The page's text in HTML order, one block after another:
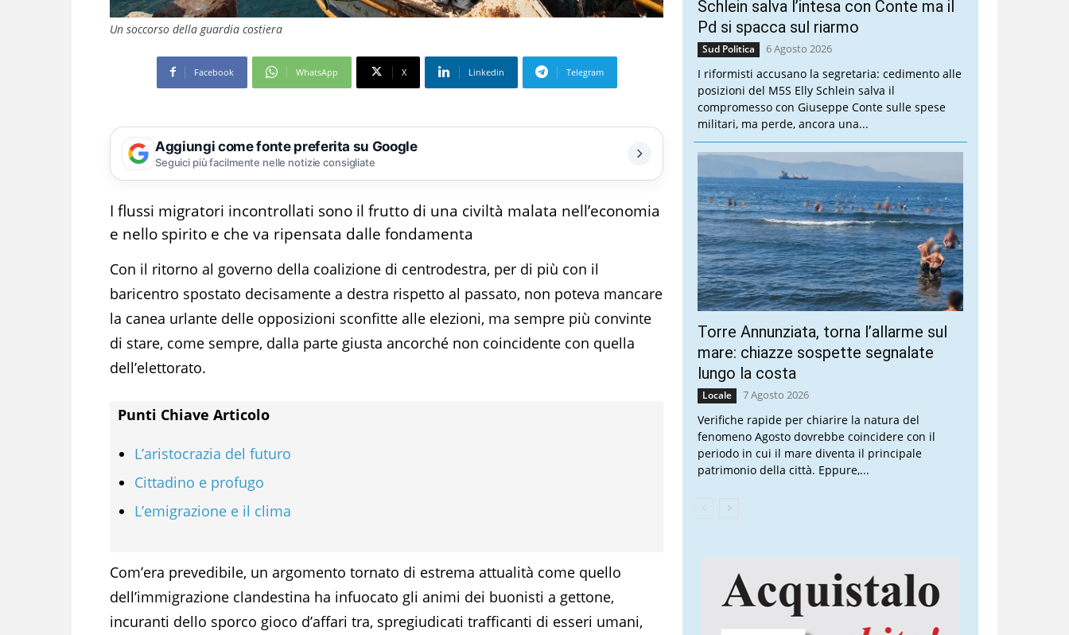
Un soccorso della guardia costiera
Facebook WhatsApp X Linkedin Telegram
Aggiungi come fonte preferita su Google
Seguici più facilmente nelle notizie consigliate
I flussi migratori incontrollati sono il frutto di una civiltà malata nell’economia
e nello spirito e che va ripensata dalle fondamenta
Con il ritorno al governo della coalizione di centrodestra, per di più con il
baricentro spostato decisamente a destra rispetto al passato, non poteva mancare
la canea urlante delle opposizioni sconfitte alle elezioni, ma sempre più convinte
di stare, come sempre, dalla parte giusta ancorché non coincidente con quella
dell’elettorato.
Punti Chiave Articolo
L’aristocrazia del futuro
Cittadino e profugo
L’emigrazione e il clima
Com’era prevedibile, un argomento tornato di estrema attualità come quello
dell’immigrazione clandestina ha infuocato gli animi dei buonisti a gettone,
incuranti dello sporco gioco d’affari tra, spregiudicati trafficanti di esseri umani,
Schlein salva l’intesa con Conte ma il
Pd si spacca sul riarmo
Sud Politica 6 Agosto 2026
I riformisti accusano la segretaria: cedimento alle
posizioni del M5S Elly Schlein salva il
compromesso con Giuseppe Conte sulle spese
militari, ma perde, ancora una...
Torre Annunziata, torna l’allarme sul
mare: chiazze sospette segnalate
lungo la costa
Locale 7 Agosto 2026
Verifiche rapide per chiarire la natura del
fenomeno Agosto dovrebbe coincidere con il
periodo in cui il mare diventa il principale
patrimonio della città. Eppure,...